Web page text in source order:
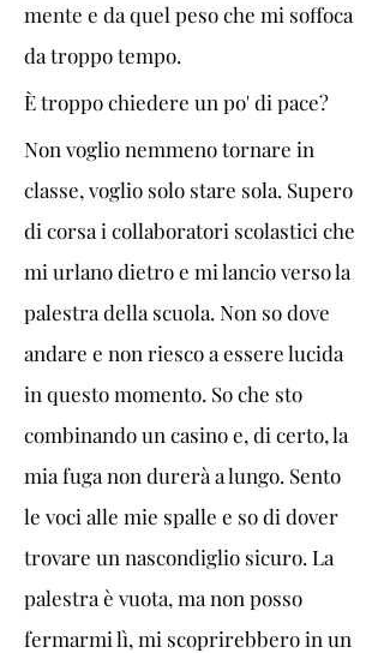
mente e da quel peso che mi soffoca
da troppo tempo.
È troppo chiedere un po' di pace?
Non voglio nemmeno tornare in
classe, voglio solo stare sola. Supero
di corsa i collaboratori scolastici che
mi urlano dietro e mi lancio verso la
palestra della scuola. Non so dove
andare e non riesco a essere lucida
in questo momento. So che sto
combinando un casino e, di certo, la
mia fuga non durerà a lungo. Sento
le voci alle mie spalle e so di dover
trovare un nascondiglio sicuro. La
palestra è vuota, ma non posso
fermarmi lì, mi scoprirebbero in un